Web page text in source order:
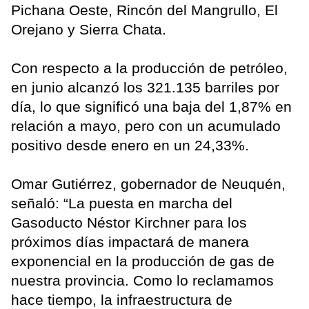
Pichana Oeste, Rincón del Mangrullo, El
Orejano y Sierra Chata.
Con respecto a la producción de petróleo,
en junio alcanzó los 321.135 barriles por
día, lo que significó una baja del 1,87% en
relación a mayo, pero con un acumulado
positivo desde enero en un 24,33%.
Omar Gutiérrez, gobernador de Neuquén,
señaló: “La puesta en marcha del
Gasoducto Néstor Kirchner para los
próximos días impactará de manera
exponencial en la producción de gas de
nuestra provincia. Como lo reclamamos
hace tiempo, la infraestructura de